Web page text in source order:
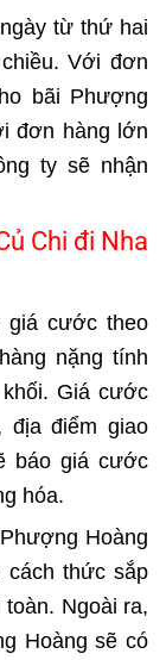
từ thứ hai
Với đơn
bãi Phượng
đơn hàng lớn
ty sẽ nhận
Chi đi Nha
giá cước theo
nặng tính
Giá cước
địa điểm giao
báo giá cước
hóa.
Hoàng
cách thức sắp
Ngoài ra,
Hoàng sẽ có